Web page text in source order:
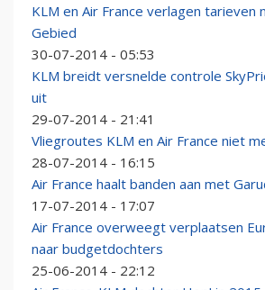
KLM en Air France verlagen tarieven
Gebied
30-07-2014 - 05:53
KLM breidt versnelde controle
uit
29-07-2014 - 21:41
Vliegroutes KLM en Air France niet
28-07-2014 - 16:15
Air France haalt banden aan met
17-07-2014 - 17:07
Air France overweegt verplaatsen
naar budgetdochters
25-06-2014 - 22:12